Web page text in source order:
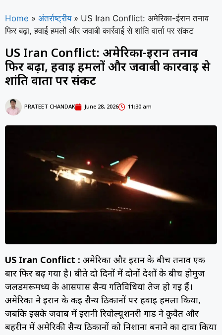
Home » अंतर्राष्ट्रीय » US Iran Conflict: अमेरिका-ईरान तनाव
फिर बढ़ा, हवाई हमलों और जवाबी कार्रवाई से शांति वार्ता पर संकट
US Iran Conflict: अमेरिका-ईरान तनाव
फिर बढ़ा, हवाई हमलों और जवाबी कार्रवाई से
शांति वार्ता पर संकट
PRATEET CHANDAK June 28, 2026 11:30 am
US Iran Conflict : अमेरिका और ईरान के बीच तनाव एक
बार फिर बढ़ गया है। बीते दो दिनों में दोनों देशों के बीच होर्मुज
जलडमरूमध्य के आसपास सैन्य गतिविधियां तेज हो गई हैं।
अमेरिका ने ईरान के कई सैन्य ठिकानों पर हवाई हमला किया,
जबकि इसके जवाब में ईरानी रिवोल्यूशनरी गार्ड ने कुवैत और
बहरीन में अमेरिकी सैन्य ठिकानों को निशाना बनाने का दावा किया